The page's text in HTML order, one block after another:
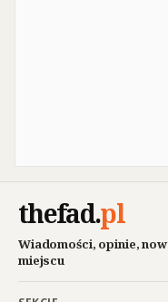
thefad.pl
Wiadomości, opinie,
miejscu